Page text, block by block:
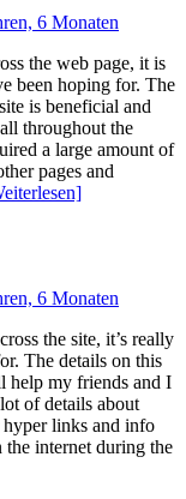
6 Monaten
the web page, it is
been hoping for. The
is beneficial and
throughout the
a large amount of
pages and
6 Monaten
the site, it’s really
The details on this
help my friends and I
of details about
hyper links and info
internet during the